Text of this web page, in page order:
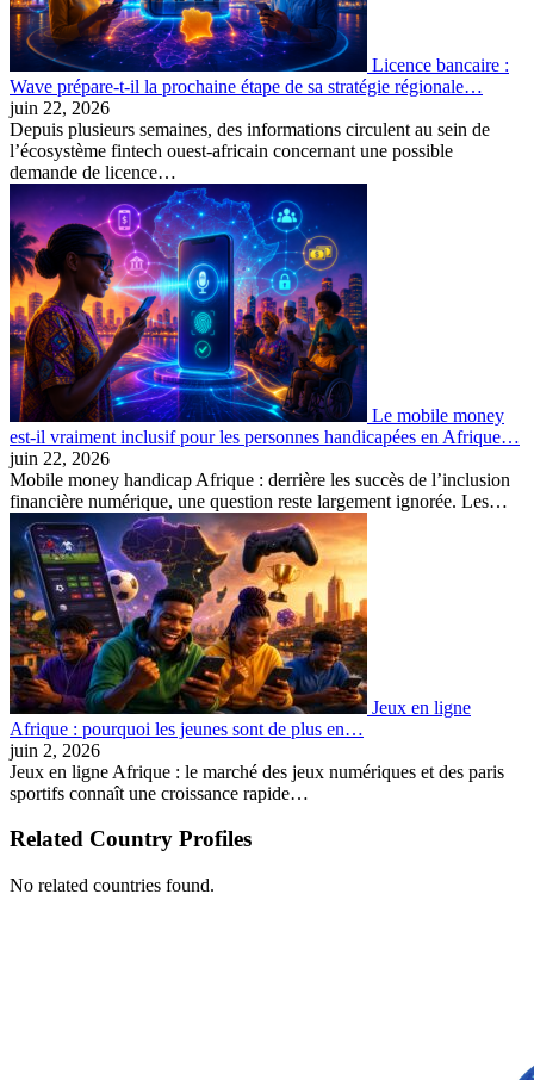
Licence bancaire :
Wave prépare-t-il la prochaine étape de sa stratégie régionale…
juin 22, 2026
Depuis plusieurs semaines, des informations circulent au sein de
l’écosystème fintech ouest-africain concernant une possible
demande de licence…
Le mobile money
est-il vraiment inclusif pour les personnes handicapées en Afrique…
juin 22, 2026
Mobile money handicap Afrique : derrière les succès de l’inclusion
financière numérique, une question reste largement ignorée. Les…
Jeux en ligne
Afrique : pourquoi les jeunes sont de plus en…
juin 2, 2026
Jeux en ligne Afrique : le marché des jeux numériques et des paris
sportifs connaît une croissance rapide…
Related Country Profiles
No related countries found.